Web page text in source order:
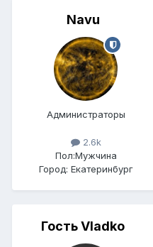
Navu
Администраторы
2.6k
Пол:Мужчина
Город: Екатеринбург
Гость Vladko